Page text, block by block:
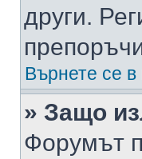
други.
Върнете се в
» Защо
Форумът